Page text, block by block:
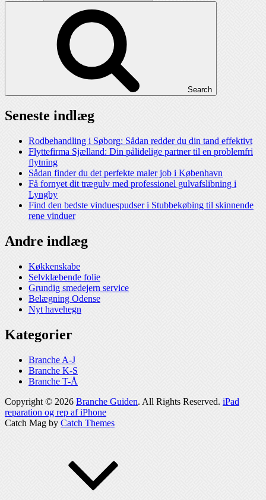
Search
Seneste indlæg
Rodbehandling i Søborg: Sådan redder du din tand effektivt
Flyttefirma Sjælland: Din pålidelige partner til en problemfri
flytning
Sådan finder du det perfekte maler job i København
Få fornyet dit trægulv med professionel gulvafslibning i
Lyngby
Find den bedste vinduespudser i Stubbekøbing til skinnende
rene vinduer
Andre indlæg
Køkkenskabe
Selvklæbende folie
Grundig smedejern service
Belægning Odense
Nyt havehegn
Kategorier
Branche A-J
Branche K-S
Branche T-Å
Copyright © 2026 Branche Guiden. All Rights Reserved. iPad
reparation og rep af iPhone
Catch Mag by Catch Themes